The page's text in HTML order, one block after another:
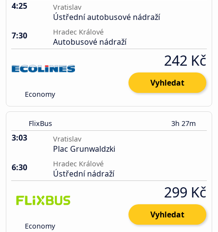
4:25 Vratislav
Ústřední autobusové nádraží
7:30
Hradec Králové
Autobusové nádraží
Economy
242 Kč
Vyhledat
FlixBus 3h 27m
3:03 Vratislav
Plac Grunwaldzki
6:30
Hradec Králové
Ústřední nádraží
Economy
299 Kč
Vyhledat